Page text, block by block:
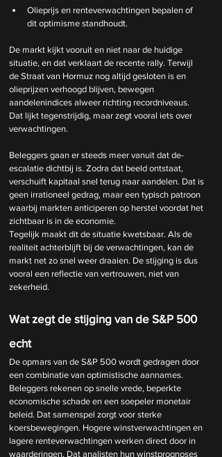
Olieprijs en renteverwachtingen bepalen of
dit optimisme standhoudt.
De markt kijkt vooruit en niet naar de huidige
situatie, en dat verklaart de recente rally. Terwijl
de Straat van Hormuz nog altijd gesloten is en
olieprijzen verhoogd blijven, bewegen
aandelenindices alweer richting recordniveaus.
Dat lijkt tegenstrijdig, maar zegt vooral iets over
verwachtingen.
Beleggers gaan er steeds meer vanuit dat de-
escalatie dichtbij is. Zodra dat beeld ontstaat,
verschuift kapitaal snel terug naar aandelen. Dat is
geen irrationeel gedrag, maar een typisch patroon
waarbij markten anticiperen op herstel voordat het
zichtbaar is in de economie.
Tegelijk maakt dit de situatie kwetsbaar. Als de
realiteit achterblijft bij de verwachtingen, kan de
markt net zo snel weer draaien. De stijging is dus
vooral een reflectie van vertrouwen, niet van
zekerheid.
Wat zegt de stijging van de S&P 500
echt
De opmars van de S&P 500 wordt gedragen door
een combinatie van optimistische aannames.
Beleggers rekenen op snelle vrede, beperkte
economische schade en een soepeler monetair
beleid. Dat samenspel zorgt voor sterke
koersbewegingen. Hogere winstverwachtingen en
lagere renteverwachtingen werken direct door in
waarderingen. Dat analisten hun winstprognoses